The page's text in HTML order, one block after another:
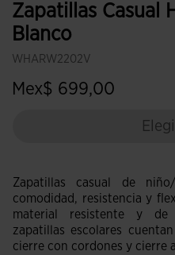
Zapatillas Casual
Blanco
WHARW2202V
Mex$ 699,00
Zapatillas casual de
comodidad, resistencia y
material resistente y de
zapatillas escolares
cierre con cordones y cierre